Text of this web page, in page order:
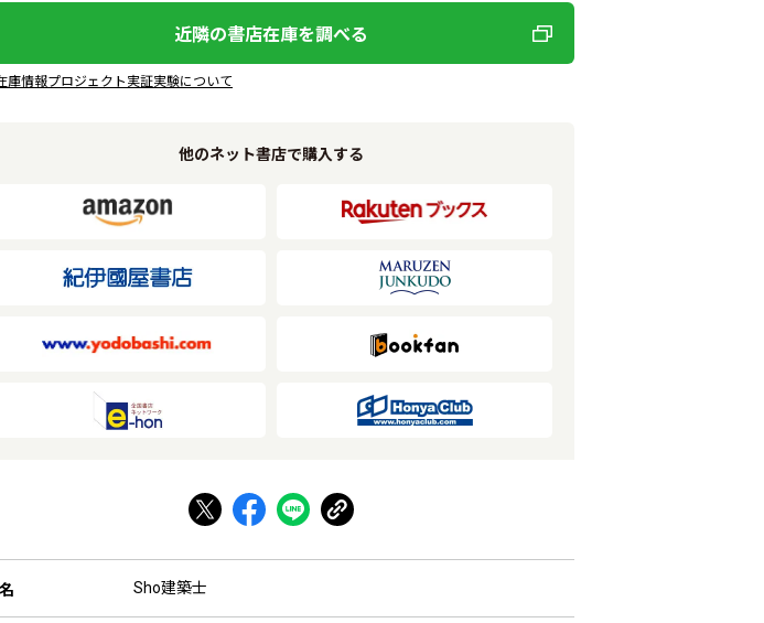
近隣の書店在庫を調べる
庫情報プロジェクト実証実験について
他のネット書店で購入する
Sho建築士